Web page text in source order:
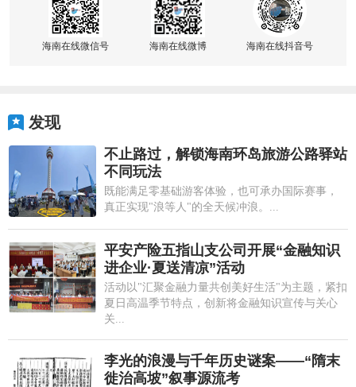
海南在线微信号 海南在线微博 海南在线抖音号
发现
不止路过，解锁海南环岛旅游公路驿站
不同玩法
既能满足零基础游客体验，也可承办国际赛事，
真正实现"浪等人"的全天候冲浪。...
平安产险五指山支公司开展“金融知识
进企业·夏送清凉”活动
活动以"汇聚金融力量共创美好生活"为主题，紧扣
夏日高温季节特点，创新将金融知识宣传与关心
关...
李光的浪漫与千年历史谜案——“隋末
徙治高坡”叙事源流考